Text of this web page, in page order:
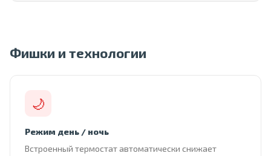
Фишки и технологии
🌙
Режим день / ночь
Встроенный термостат автоматически снижает